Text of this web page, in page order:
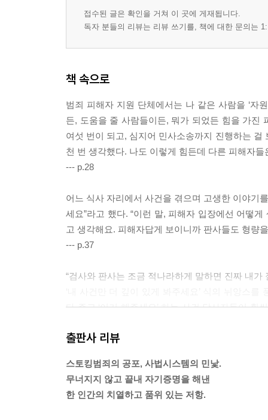
접수된 글은 확인을 거쳐 이 곳에 게재됩니다.
독자 분들의 리뷰는 리뷰 쓰기를, 책에 대한 문의는
책 속으로
범죄 피해자 지원 단체에서는 나 같은 사람을 ‘자
든, 도움을 줄 사람들이든, 뭐가 되었든 힘을 가진
여섯 번이 되고, 심지어 민사소송까지 진행하는 걸
천 번 생각했다. 나도 이렇게 힘든데 다른 피해자
--- p.28
어느 식사 자리에서 사건을 겪으며 고생한 이야기
세요”라고 했다. “이런 말, 피해자 입장에선 어떻
고 생각해요. 피해자답게 보이니까 판사들도 형량
--- p.37
“검사와 판사는 조금 적나라하게 말하면 진짜 내
다 주고 ‘이거 해주세요’ 하는 사건 당사자들이
다고 떼쓸 생각도 없어요. 내가 떼 써봤자 나 안
--- p.41
“제게는 목숨이 걸린 일이에요. 그런데 이런 식으
출판사 리뷰
스토킹범죄의 공포, 사법시스템의 민낯.
무너지지 않고 끝내 자기증명을 해낸
한 인간의 치열하고 품위 있는 저항.